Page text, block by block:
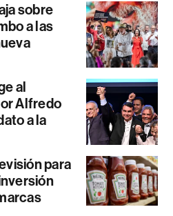
sobre
a las
al
Alfredo
a la
para